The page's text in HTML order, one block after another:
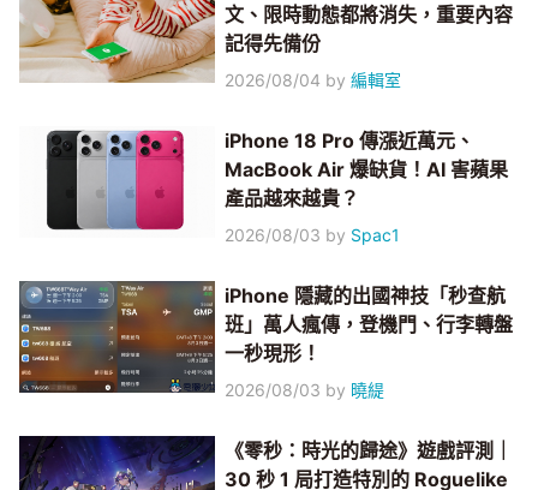
文、限時動態都將消失，重要內容
記得先備份
2026/08/04 by編輯室
iPhone 18 Pro 傳漲近萬元、
MacBook Air 爆缺貨！AI 害蘋果
產品越來越貴？
2026/08/03 by Spac1
iPhone 隱藏的出國神技「秒查航
班」萬人瘋傳，登機門、行李轉盤
一秒現形！
2026/08/03 by 曉緹
《零秒：時光的歸途》遊戲評測｜
30 秒 1 局打造特別的 Roguelike